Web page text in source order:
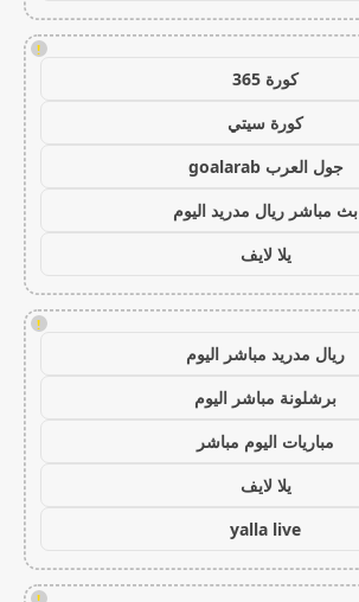
!
كورة 365
كورة سيتي
جول العرب goalarab
بث مباشر ريال مدريد اليوم
يلا لايف
!
ريال مدريد مباشر اليوم
برشلونة مباشر اليوم
مباريات اليوم مباشر
يلا لايف
yalla live
!